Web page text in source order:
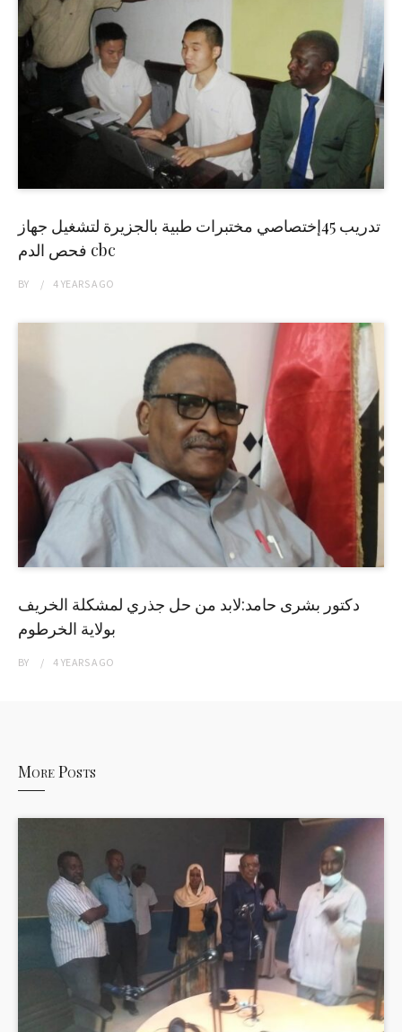
تدريب 45إختصاصي مختبرات طبية بالجزيرة لتشغيل جهاز
فحص الدم cbc
BY 4 YEARSAGO
دكتور بشرى حامد:لابد من حل جذري لمشكلة الخريف
بولاية الخرطوم
BY 4 YEARSAGO
More Posts